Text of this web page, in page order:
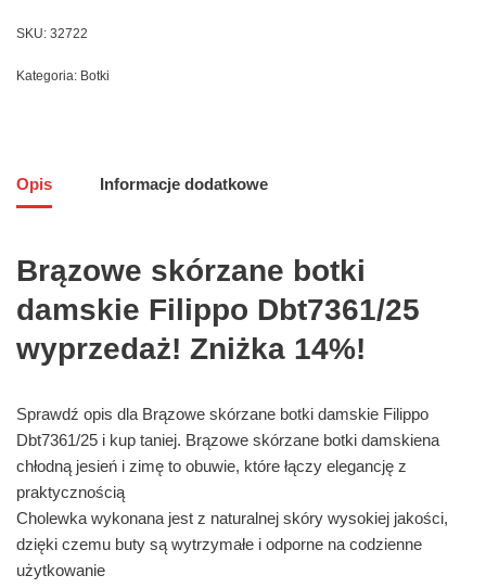
SKU: 32722
Kategoria: Botki
Opis Informacje dodatkowe
Brązowe skórzane botki
damskie Filippo Dbt7361/25
wyprzedaż! Zniżka 14%!
Sprawdź opis dla Brązowe skórzane botki damskie Filippo
Dbt7361/25 i kup taniej. Brązowe skórzane botki damskiena
chłodną jesień i zimę to obuwie, które łączy elegancję z
praktycznością
Cholewka wykonana jest z naturalnej skóry wysokiej jakości,
dzięki czemu buty są wytrzymałe i odporne na codzienne
użytkowanie